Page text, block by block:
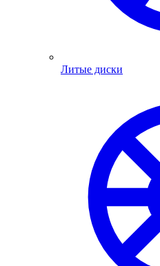
Литые диски